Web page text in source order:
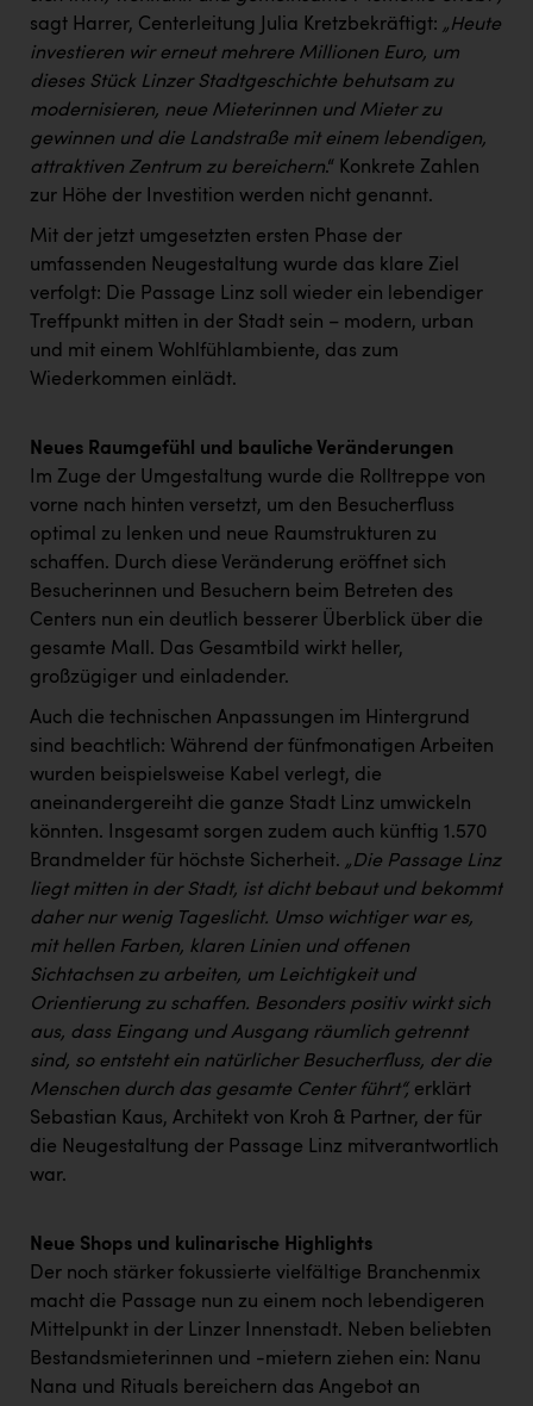
TCL
TGW Logistics
TRAILOMAT & Cycling Austria
VERITAS
Vorlagenportal
Wir besiegen Krebs
Wirtschaftskammer OÖ
ZGONC
z.l.ö.
Österreichisches Hebammengremium
Wirtschaftskammer OÖ Energiehandel
Dopgas
kunden basics
kontakt
sagt Harrer, Centerleitung Julia Kretzbekräftigt: „Heute
investieren wir erneut mehrere Millionen Euro, um
dieses Stück Linzer Stadtgeschichte behutsam zu
modernisieren, neue Mieterinnen und Mieter zu
gewinnen und die Landstraße mit einem lebendigen,
attraktiven Zentrum zu bereichern.“ Konkrete Zahlen
zur Höhe der Investition werden nicht genannt.
Mit der jetzt umgesetzten ersten Phase der
umfassenden Neugestaltung wurde das klare Ziel
verfolgt: Die Passage Linz soll wieder ein lebendiger
Treffpunkt mitten in der Stadt sein – modern, urban
und mit einem Wohlfühlambiente, das zum
Wiederkommen einlädt.
Neues Raumgefühl und bauliche Veränderungen
Im Zuge der Umgestaltung wurde die Rolltreppe von
vorne nach hinten versetzt, um den Besucherfluss
optimal zu lenken und neue Raumstrukturen zu
schaffen. Durch diese Veränderung eröffnet sich
Besucherinnen und Besuchern beim Betreten des
Centers nun ein deutlich besserer Überblick über die
gesamte Mall. Das Gesamtbild wirkt heller,
großzügiger und einladender.
Auch die technischen Anpassungen im Hintergrund
sind beachtlich: Während der fünfmonatigen Arbeiten
wurden beispielsweise Kabel verlegt, die
aneinandergereiht die ganze Stadt Linz umwickeln
könnten. Insgesamt sorgen zudem auch künftig 1.570
Brandmelder für höchste Sicherheit. „Die Passage Linz
liegt mitten in der Stadt, ist dicht bebaut und bekommt
daher nur wenig Tageslicht. Umso wichtiger war es,
mit hellen Farben, klaren Linien und offenen
Sichtachsen zu arbeiten, um Leichtigkeit und
Orientierung zu schaffen. Besonders positiv wirkt sich
aus, dass Eingang und Ausgang räumlich getrennt
sind, so entsteht ein natürlicher Besucherfluss, der die
Menschen durch das gesamte Center führt“, erklärt
Sebastian Kaus, Architekt von Kroh & Partner, der für
die Neugestaltung der Passage Linz mitverantwortlich
war.
Neue Shops und kulinarische Highlights
Der noch stärker fokussierte vielfältige Branchenmix
macht die Passage nun zu einem noch lebendigeren
Mittelpunkt in der Linzer Innenstadt. Neben beliebten
Bestandsmieterinnen und -mietern ziehen ein: Nanu
Nana und Rituals bereichern das Angebot an